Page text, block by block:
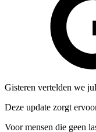
Gisteren vertelden we
Deze update zorgt
Voor mensen die geen